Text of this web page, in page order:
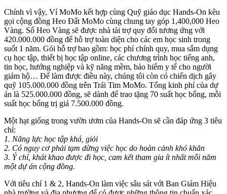
Chính vì vậy, Ví MoMo kết hợp cùng Quỹ giáo dục Hands-On kêu
gọi cộng đồng Heo Đất MoMo cùng chung tay góp 1,400,000 Heo
Vàng. Số Heo Vàng sẽ được nhà tài trợ quy đổi tương ứng với
420.000.000 đồng để hỗ trợ toàn diện cho các em học sinh trong
suốt 1 năm. Gói hỗ trợ bao gồm: học phí chính quy, mua sắm dụng
cụ học tập, thiết bị học tập online, các chương trình học tiếng anh,
tin học, hướng nghiệp và kỹ năng mềm, bảo hiểm y tế cho người
giám hộ… Để làm được điều này, chúng tôi còn có chiến dịch gây
quỹ 105.000.000 đồng trên Trái Tim MoMo. Tổng kinh phí của dự
án là 525.000.000 đồng, sẽ dành để trao tặng 70 suất học bổng, mỗi
suất học bổng trị giá 7.500.000 đồng.
Một hạt giống trong vườn ươm của Hands-On sẽ cần đáp ứng 3 tiêu
chí:
1. Năng lực học tập khá, giỏi
2. Có nguy cơ phải tạm dừng việc học do hoàn cảnh khó khăn
3. Ý chí, khát khao được đi học, cam kết tham gia ít nhất mỗi năm
một dự án cộng đồng.
Với tiêu chí 1 & 2, Hands-On làm việc sâu sát với Ban Giám Hiệu